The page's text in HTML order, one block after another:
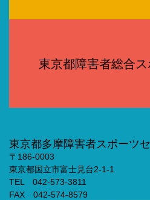
東京都障害者総合
東京都多摩障害者スポーツ
〒186-0003
東京都国立市富士見台2-1-1
TEL 042-573-3811
FAX 042-574-8579